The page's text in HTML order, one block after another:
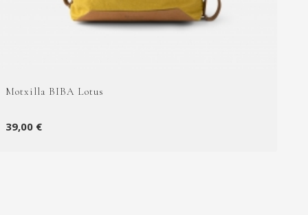
Motxilla BIBA Lotus
39,00 €